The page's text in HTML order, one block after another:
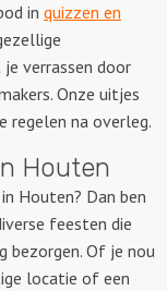
in quizzen en
verrassen door
Onze uitjes
regelen na overleg.
Houten
Houten? Dan ben
feesten die
bezorgen. Of je nou
locatie of een